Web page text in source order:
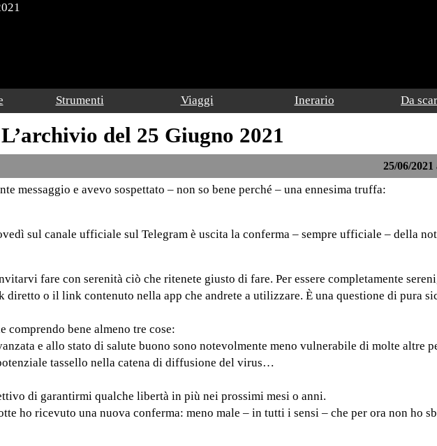
Strumenti Viaggi Inerario Da
L’archivio del 25 Giugno 2021
25/06/2021
messaggio e avevo sospettato – non so bene perché – una ennesima truffa:
sul canale ufficiale sul Telegram è uscita la conferma – sempre ufficiale – della
fare con serenità ciò che ritenete giusto di fare. Per essere completamente
o il link contenuto nella app che andrete a utilizzare. È una questione di pura
bene almeno tre cose:
e allo stato di salute buono sono notevolmente meno vulnerabile di molte altre
tassello nella catena di diffusione del virus…
di garantirmi qualche libertà in più nei prossimi mesi o anni.
ho ricevuto una nuova conferma: meno male – in tutti i sensi – che per ora non ho